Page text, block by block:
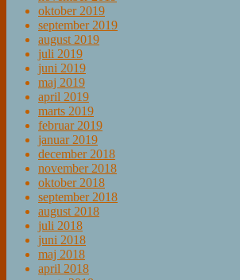
oktober 2019
september 2019
august 2019
juli 2019
juni 2019
maj 2019
april 2019
marts 2019
februar 2019
januar 2019
december 2018
november 2018
oktober 2018
september 2018
august 2018
juli 2018
juni 2018
maj 2018
april 2018